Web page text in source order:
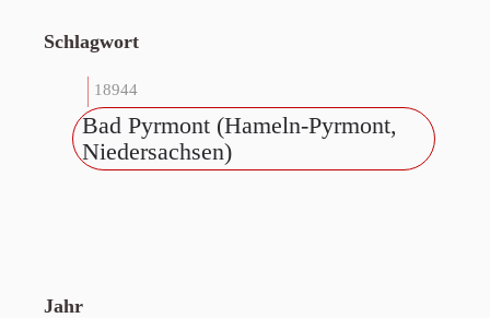
Schlagwort
18944
Bad Pyrmont (Hameln-Pyrmont,
Niedersachsen)
Jahr